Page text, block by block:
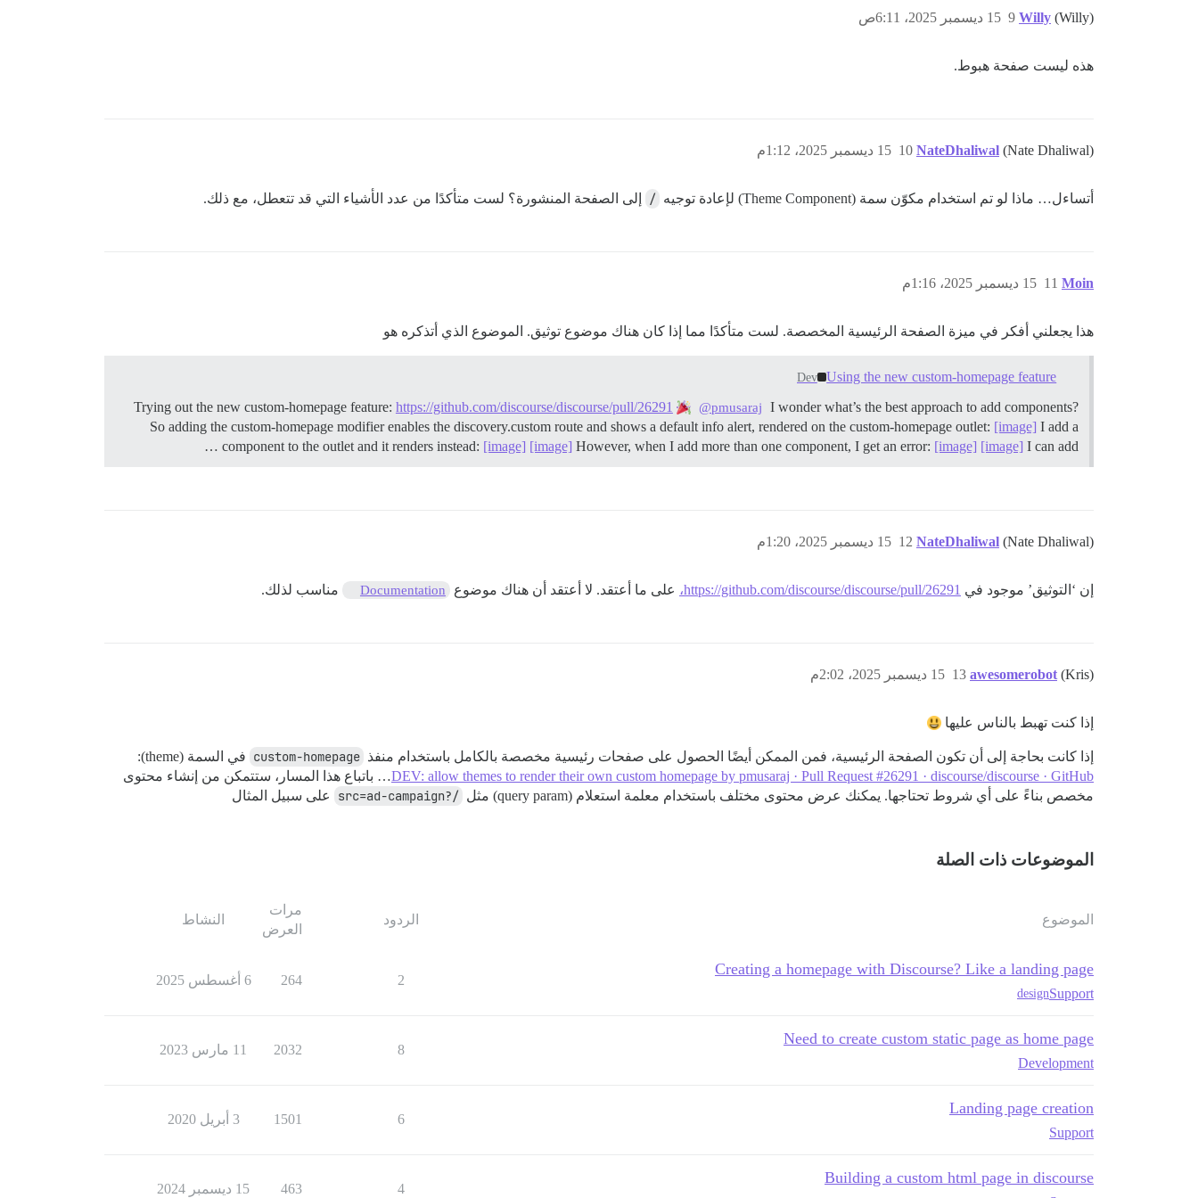
Willy (Willy) 15 ديسمبر 2025، 6:11ص 9
هذه ليست صفحة هبوط.
NateDhaliwal (Nate Dhaliwal) 15 ديسمبر 2025، 1:12م 10
أتساءل… ماذا لو تم استخدام مكوّن سمة (Theme Component) لإعادة توجيه / إلى الصفحة المنشورة؟ لست متأكدًا من عدد الأشياء التي قد تتعطل، مع ذلك.
Moin 15 ديسمبر 2025، 1:16م 11
هذا يجعلني أفكر في ميزة الصفحة الرئيسية المخصصة. لست متأكدًا مما إذا كان هناك موضوع توثيق. الموضوع الذي أتذكره هو
Using the new custom-homepage feature
Dev
Trying out the new custom-homepage feature: https://github.com/discourse/discourse/pull/26291 @pmusaraj
I wonder what’s the best approach to add components?
So adding the custom-homepage modifier enables the discovery.custom route and shows a default info alert, rendered on the custom-homepage outlet: [image] I add a
component to the outlet and it renders instead: [image] [image] However, when I add more than one component, I get an error: [image] [image] I can add …
NateDhaliwal (Nate Dhaliwal) 15 ديسمبر 2025، 1:20م 12
إن ‘التوثيق’ موجود في https://github.com/discourse/discourse/pull/26291، على ما أعتقد. لا أعتقد أن هناك موضوع Documentation مناسب لذلك.
awesomerobot (Kris) 15 ديسمبر 2025، 2:02م 13
إذا كنت تهبط بالناس عليها
إذا كانت بحاجة إلى أن تكون الصفحة الرئيسية، فمن الممكن أيضًا الحصول على صفحات رئيسية مخصصة بالكامل باستخدام منفذ custom-homepage في السمة (theme):
DEV: allow themes to render their own custom homepage by pmusaraj · Pull Request #26291 · discourse/discourse · GitHub… باتباع هذا المسار، ستتمكن من إنشاء محتوى
مخصص بناءً على أي شروط تحتاجها. يمكنك عرض محتوى مختلف باستخدام معلمة استعلام (query param) مثل
/?src=ad-campaign على سبيل المثال
الموضوعات ذات الصلة
الموضوع الردود
مرات
العرض
النشاط
Creating a homepage with Discourse? Like a landing page
Support
design
2
264 6 أغسطس 2025
Need to create custom static page as home page
Development
8
2032 11 مارس 2023
Landing page creation
Support
6
1501 3 أبريل 2020
Building a custom html page in discourse
4
463 15 ديسمبر 2024